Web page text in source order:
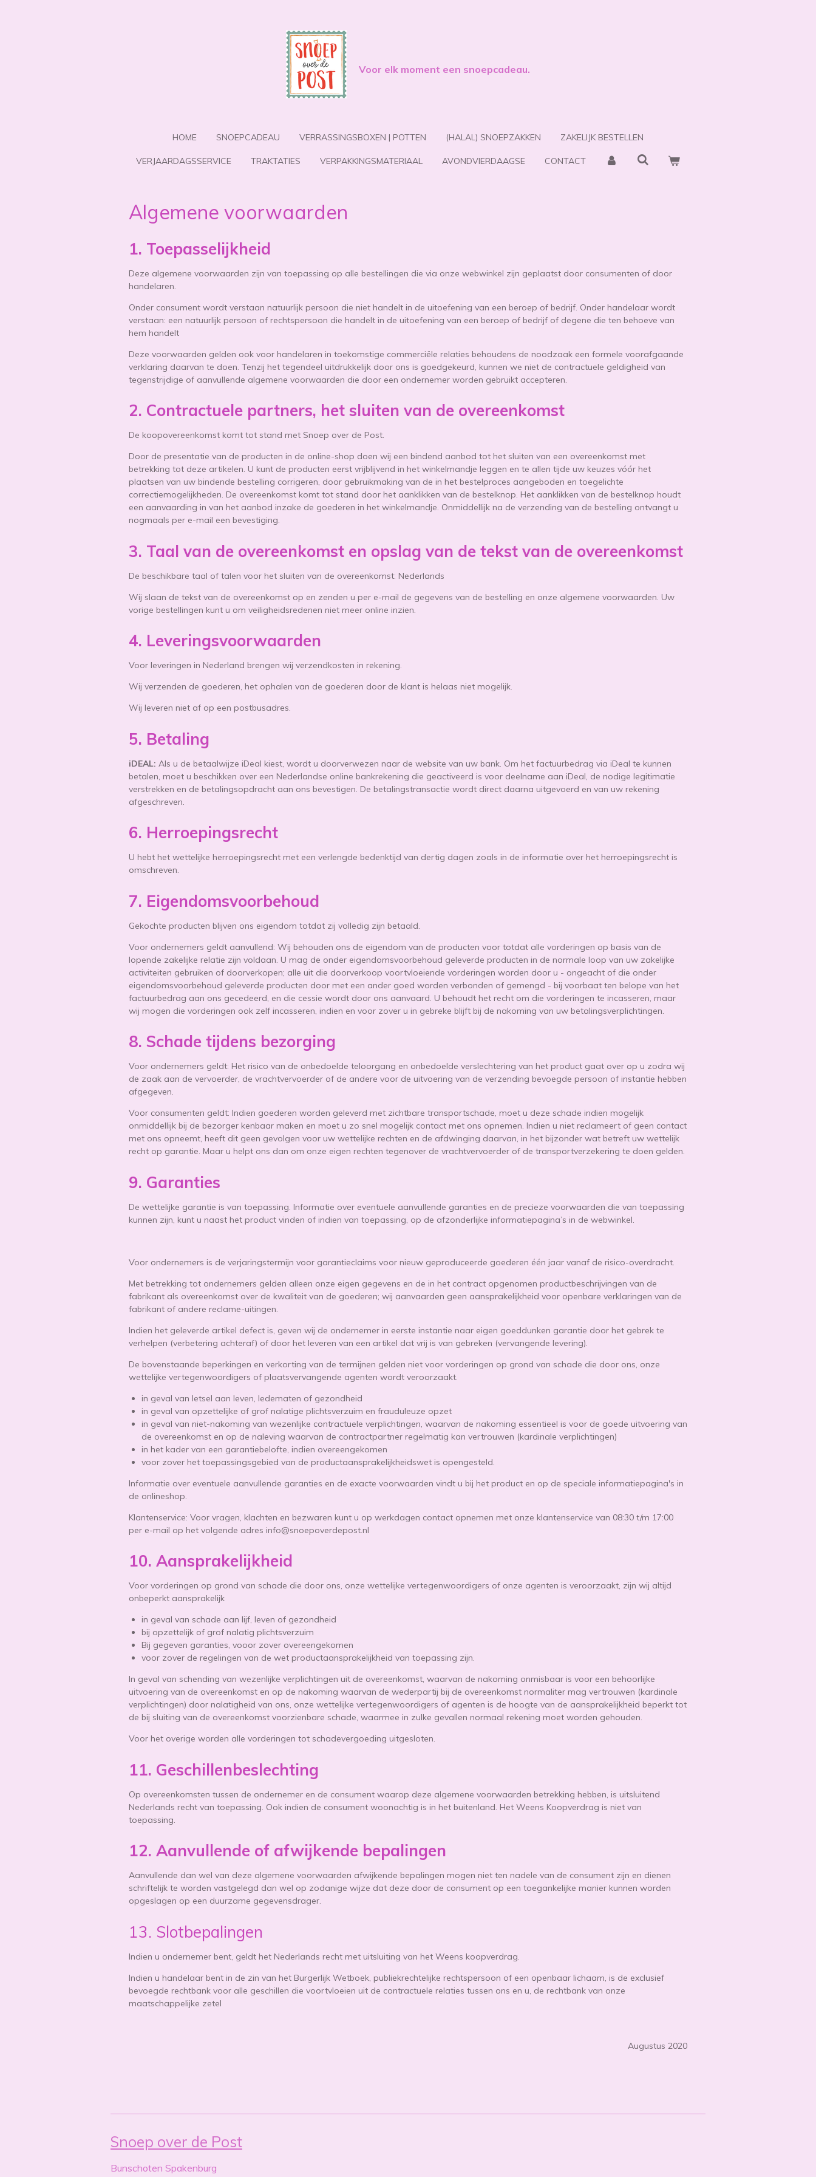
Voor elk moment een snoepcadeau.
HOME SNOEPCADEAU VERRASSINGSBOXEN | POTTEN (HALAL) SNOEPZAKKEN ZAKELIJK BESTELLEN
VERJAARDAGSSERVICE TRAKTATIES VERPAKKINGSMATERIAAL AVONDVIERDAAGSE CONTACT
Algemene voorwaarden
1. Toepasselijkheid
Deze algemene voorwaarden zijn van toepassing op alle bestellingen die via onze webwinkel zijn geplaatst door consumenten of door
handelaren.
Onder consument wordt verstaan natuurlijk persoon die niet handelt in de uitoefening van een beroep of bedrijf. Onder handelaar wordt
verstaan: een natuurlijk persoon of rechtspersoon die handelt in de uitoefening van een beroep of bedrijf of degene die ten behoeve van
hem handelt
Deze voorwaarden gelden ook voor handelaren in toekomstige commerciële relaties behoudens de noodzaak een formele voorafgaande
verklaring daarvan te doen. Tenzij het tegendeel uitdrukkelijk door ons is goedgekeurd, kunnen we niet de contractuele geldigheid van
tegenstrijdige of aanvullende algemene voorwaarden die door een ondernemer worden gebruikt accepteren.
2. Contractuele partners, het sluiten van de overeenkomst
De koopovereenkomst komt tot stand met Snoep over de Post.
Door de presentatie van de producten in de online-shop doen wij een bindend aanbod tot het sluiten van een overeenkomst met
betrekking tot deze artikelen. U kunt de producten eerst vrijblijvend in het winkelmandje leggen en te allen tijde uw keuzes vóór het
plaatsen van uw bindende bestelling corrigeren, door gebruikmaking van de in het bestelproces aangeboden en toegelichte
correctiemogelijkheden. De overeenkomst komt tot stand door het aanklikken van de bestelknop. Het aanklikken van de bestelknop houdt
een aanvaarding in van het aanbod inzake de goederen in het winkelmandje. Onmiddellijk na de verzending van de bestelling ontvangt u
nogmaals per e-mail een bevestiging.
3. Taal van de overeenkomst en opslag van de tekst van de overeenkomst
De beschikbare taal of talen voor het sluiten van de overeenkomst: Nederlands
Wij slaan de tekst van de overeenkomst op en zenden u per e-mail de gegevens van de bestelling en onze algemene voorwaarden. Uw
vorige bestellingen kunt u om veiligheidsredenen niet meer online inzien.
4. Leveringsvoorwaarden
Voor leveringen in Nederland brengen wij verzendkosten in rekening.
Wij verzenden de goederen, het ophalen van de goederen door de klant is helaas niet mogelijk.
Wij leveren niet af op een postbusadres.
5. Betaling
iDEAL: Als u de betaalwijze iDeal kiest, wordt u doorverwezen naar de website van uw bank. Om het factuurbedrag via iDeal te kunnen
betalen, moet u beschikken over een Nederlandse online bankrekening die geactiveerd is voor deelname aan iDeal, de nodige legitimatie
verstrekken en de betalingsopdracht aan ons bevestigen. De betalingstransactie wordt direct daarna uitgevoerd en van uw rekening
afgeschreven.
6. Herroepingsrecht
U hebt het wettelijke herroepingsrecht met een verlengde bedenktijd van dertig dagen zoals in de informatie over het herroepingsrecht is
omschreven.
7. Eigendomsvoorbehoud
Gekochte producten blijven ons eigendom totdat zij volledig zijn betaald.
Voor ondernemers geldt aanvullend: Wij behouden ons de eigendom van de producten voor totdat alle vorderingen op basis van de
lopende zakelijke relatie zijn voldaan. U mag de onder eigendomsvoorbehoud geleverde producten in de normale loop van uw zakelijke
activiteiten gebruiken of doorverkopen; alle uit die doorverkoop voortvloeiende vorderingen worden door u - ongeacht of die onder
eigendomsvoorbehoud geleverde producten door met een ander goed worden verbonden of gemengd - bij voorbaat ten belope van het
factuurbedrag aan ons gecedeerd, en die cessie wordt door ons aanvaard. U behoudt het recht om die vorderingen te incasseren, maar
wij mogen die vorderingen ook zelf incasseren, indien en voor zover u in gebreke blijft bij de nakoming van uw betalingsverplichtingen.
8. Schade tijdens bezorging
Voor ondernemers geldt: Het risico van de onbedoelde teloorgang en onbedoelde verslechtering van het product gaat over op u zodra wij
de zaak aan de vervoerder, de vrachtvervoerder of de andere voor de uitvoering van de verzending bevoegde persoon of instantie hebben
afgegeven.
Voor consumenten geldt: Indien goederen worden geleverd met zichtbare transportschade, moet u deze schade indien mogelijk
onmiddellijk bij de bezorger kenbaar maken en moet u zo snel mogelijk contact met ons opnemen. Indien u niet reclameert of geen contact
met ons opneemt, heeft dit geen gevolgen voor uw wettelijke rechten en de afdwinging daarvan, in het bijzonder wat betreft uw wettelijk
recht op garantie. Maar u helpt ons dan om onze eigen rechten tegenover de vrachtvervoerder of de transportverzekering te doen gelden.
9. Garanties
De wettelijke garantie is van toepassing. Informatie over eventuele aanvullende garanties en de precieze voorwaarden die van toepassing
kunnen zijn, kunt u naast het product vinden of indien van toepassing, op de afzonderlijke informatiepagina’s in de webwinkel.
Voor ondernemers is de verjaringstermijn voor garantieclaims voor nieuw geproduceerde goederen één jaar vanaf de risico-overdracht.
Met betrekking tot ondernemers gelden alleen onze eigen gegevens en de in het contract opgenomen productbeschrijvingen van de
fabrikant als overeenkomst over de kwaliteit van de goederen; wij aanvaarden geen aansprakelijkheid voor openbare verklaringen van de
fabrikant of andere reclame-uitingen.
Indien het geleverde artikel defect is, geven wij de ondernemer in eerste instantie naar eigen goeddunken garantie door het gebrek te
verhelpen (verbetering achteraf) of door het leveren van een artikel dat vrij is van gebreken (vervangende levering).
De bovenstaande beperkingen en verkorting van de termijnen gelden niet voor vorderingen op grond van schade die door ons, onze
wettelijke vertegenwoordigers of plaatsvervangende agenten wordt veroorzaakt.
in geval van letsel aan leven, ledematen of gezondheid
in geval van opzettelijke of grof nalatige plichtsverzuim en frauduleuze opzet
in geval van niet-nakoming van wezenlijke contractuele verplichtingen, waarvan de nakoming essentieel is voor de goede uitvoering van
de overeenkomst en op de naleving waarvan de contractpartner regelmatig kan vertrouwen (kardinale verplichtingen)
in het kader van een garantiebelofte, indien overeengekomen
voor zover het toepassingsgebied van de productaansprakelijkheidswet is opengesteld.
Informatie over eventuele aanvullende garanties en de exacte voorwaarden vindt u bij het product en op de speciale informatiepagina's in
de onlineshop.
Klantenservice: Voor vragen, klachten en bezwaren kunt u op werkdagen contact opnemen met onze klantenservice van 08:30 t/m 17:00
per e-mail op het volgende adres info@snoepoverdepost.nl
10. Aansprakelijkheid
Voor vorderingen op grond van schade die door ons, onze wettelijke vertegenwoordigers of onze agenten is veroorzaakt, zijn wij altijd
onbeperkt aansprakelijk
in geval van schade aan lijf, leven of gezondheid
bij opzettelijk of grof nalatig plichtsverzuim
Bij gegeven garanties, vooor zover overeengekomen
voor zover de regelingen van de wet productaansprakelijkheid van toepassing zijn.
In geval van schending van wezenlijke verplichtingen uit de overeenkomst, waarvan de nakoming onmisbaar is voor een behoorlijke
uitvoering van de overeenkomst en op de nakoming waarvan de wederpartij bij de overeenkomst normaliter mag vertrouwen (kardinale
verplichtingen) door nalatigheid van ons, onze wettelijke vertegenwoordigers of agenten is de hoogte van de aansprakelijkheid beperkt tot
de bij sluiting van de overeenkomst voorzienbare schade, waarmee in zulke gevallen normaal rekening moet worden gehouden.
Voor het overige worden alle vorderingen tot schadevergoeding uitgesloten.
11. Geschillenbeslechting
Op overeenkomsten tussen de ondernemer en de consument waarop deze algemene voorwaarden betrekking hebben, is uitsluitend
Nederlands recht van toepassing. Ook indien de consument woonachtig is in het buitenland. Het Weens Koopverdrag is niet van
toepassing.
12. Aanvullende of afwijkende bepalingen
Aanvullende dan wel van deze algemene voorwaarden afwijkende bepalingen mogen niet ten nadele van de consument zijn en dienen
schriftelijk te worden vastgelegd dan wel op zodanige wijze dat deze door de consument op een toegankelijke manier kunnen worden
opgeslagen op een duurzame gegevensdrager.
13. Slotbepalingen
Indien u ondernemer bent, geldt het Nederlands recht met uitsluiting van het Weens koopverdrag.
Indien u handelaar bent in de zin van het Burgerlijk Wetboek, publiekrechtelijke rechtspersoon of een openbaar lichaam, is de exclusief
bevoegde rechtbank voor alle geschillen die voortvloeien uit de contractuele relaties tussen ons en u, de rechtbank van onze
maatschappelijke zetel
Augustus 2020
Snoep over de Post
Bunschoten Spakenburg